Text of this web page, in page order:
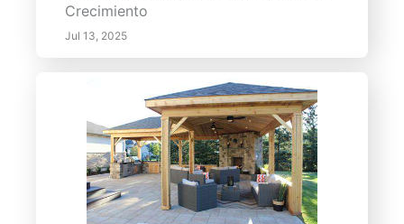
Crecimiento
Jul 13, 2025